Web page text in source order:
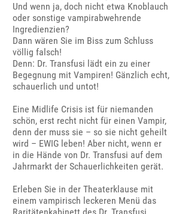
Und wenn ja, doch nicht etwa Knoblauch
oder sonstige vampirabwehrende
Ingredienzien?
Dann wären Sie im Biss zum Schluss
völlig falsch!
Denn: Dr. Transfusi lädt ein zu einer
Begegnung mit Vampiren! Gänzlich echt,
schauerlich und untot!
Eine Midlife Crisis ist für niemanden
schön, erst recht nicht für einen Vampir,
denn der muss sie – so sie nicht geheilt
wird – EWIG leben! Aber nicht, wenn er
in die Hände von Dr. Transfusi auf dem
Jahrmarkt der Schauerlichkeiten gerät.
Erleben Sie in der Theaterklause mit
einem vampirisch leckeren Menü das